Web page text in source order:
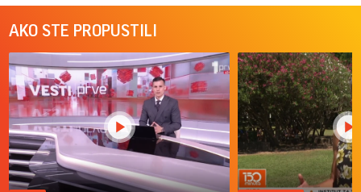
AKO STE PROPUSTILI